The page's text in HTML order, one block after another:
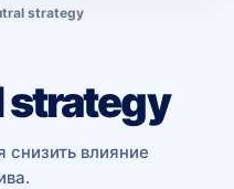
strategy
strategy
снизить влияние